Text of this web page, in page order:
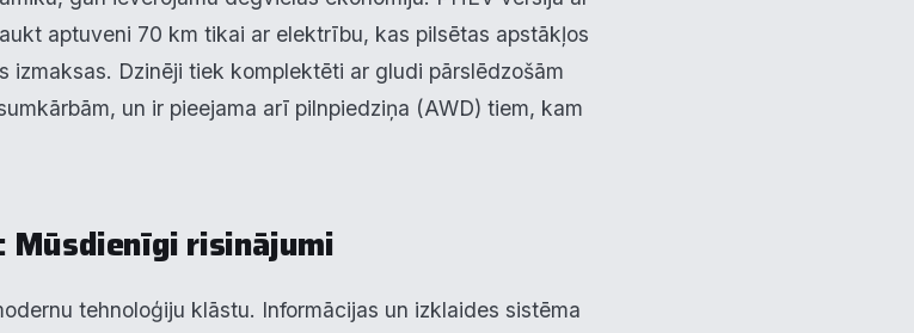
aptuveni 70 km tikai ar elektrību, kas pilsētas apstākļos
izmaksas. Dzinēji tiek komplektēti ar gludi pārslēdzošām
un ir pieejama arī pilnpiedziņa (AWD) tiem, kam
Mūsdienīgi risinājumi
tehnoloģiju klāstu. Informācijas un izklaides sistēma
lai palīdzētu jums efektīvi pārvietoties un veikt
Rādīt vairāk